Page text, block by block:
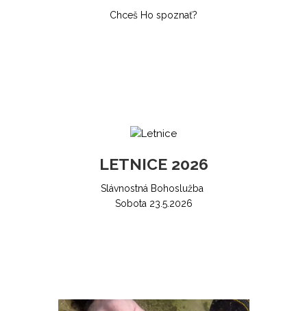
Chceš Ho spoznať?
LETNICE 2026
Slávnostná Bohoslužba
Sobota 23.5.2026